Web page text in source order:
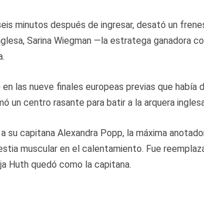
minutos después de ingresar, desató un
Sarina Wiegman —la estratega ganadora
las nueve finales europeas previas que había
un centro rasante para batir a la arquera
su capitana Alexandra Popp, la máxima
muscular en el calentamiento. Fue
Huth quedó como la capitana.